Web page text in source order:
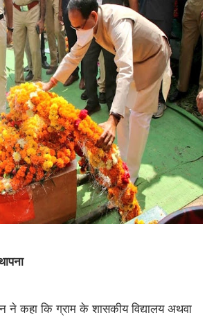
ने कहा कि ग्राम के शासकीय विद्यालय अथवा